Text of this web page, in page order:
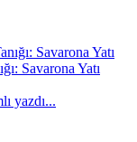
Savarona Yatı